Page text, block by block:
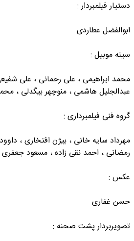
دستیار فیلمبردار :
ابوالفضل عطاردی
سینه موبیل :
محمد ابراهیمی ، علی رحمانی ، علی
عبدالجلیل هاشمی ، منوچهر بیگدلی ،
گروه فنی فیلمبرداری :
مهرداد سایه خانی ، بیژن افتخاری ،
رمضانی ، احمد نقی زاده ، مسعود جعفری
عکس :
حسن غفاری
تصویربردار پشت صحنه :